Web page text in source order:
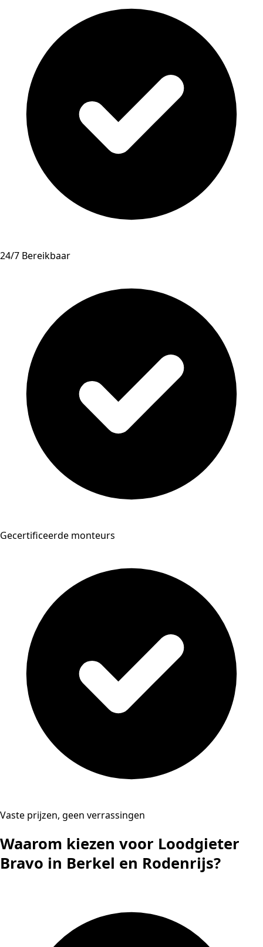
24/7 Bereikbaar
Gecertificeerde monteurs
Vaste prijzen, geen verrassingen
Waarom kiezen voor Loodgieter
Bravo in Berkel en Rodenrijs?